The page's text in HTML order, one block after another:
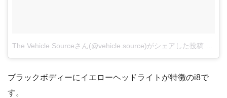
The Vehicle Sourceさん(@vehicle.source)がシェアした投稿
ブラックボディーにイエローヘッドライトが特徴のi8で
す。